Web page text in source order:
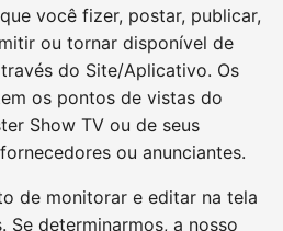
você fizer, postar, publicar,
ou tornar disponível de
do Site/Aplicativo. Os
os pontos de vistas do
Show TV ou de seus
ou anunciantes.
de monitorar e editar na tela
Se determinarmos, a nosso